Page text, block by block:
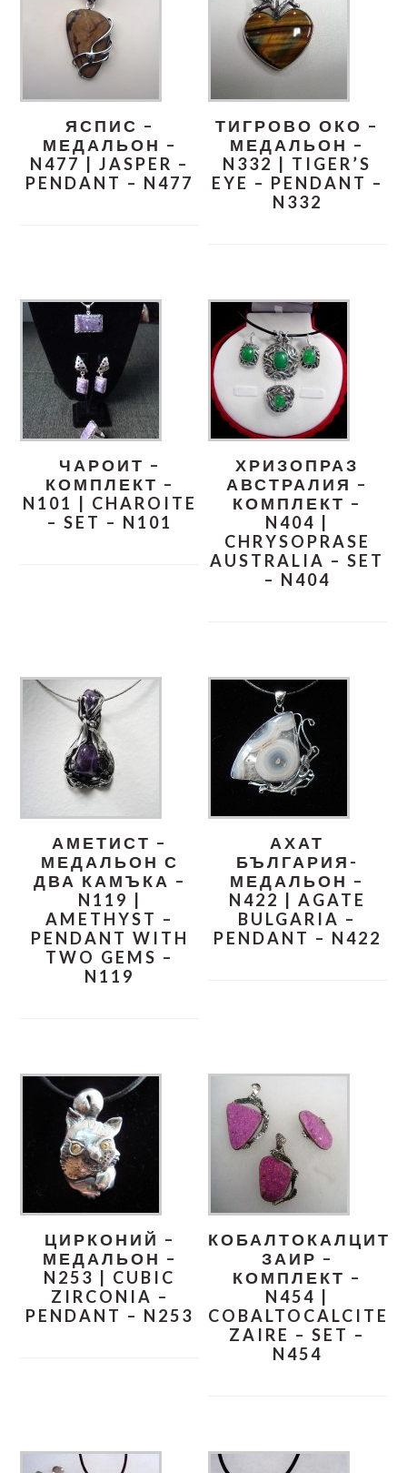
ЯСПИС –
МЕДАЛЬОН –
N477 | JASPER –
PENDANT – N477
ТИГРОВО ОКО –
МЕДАЛЬОН –
N332 | TIGER’S
EYE – PENDANT –
N332
ЧАРОИТ –
КОМПЛЕКТ –
N101 | CHAROITE
– SET – N101
ХРИЗОПРАЗ
АВСТРАЛИЯ –
КОМПЛЕКТ –
N404 |
CHRYSOPRASE
AUSTRALIA – SET
– N404
АМЕТИСТ –
МЕДАЛЬОН С
ДВА КАМЪКА –
N119 |
AMETHYST –
PENDANT WITH
TWO GEMS –
N119
АХАТ
БЪЛГАРИЯ-
МЕДАЛЬОН –
N422 | AGATE
BULGARIA –
PENDANT – N422
ЦИРКОНИЙ –
МЕДАЛЬОН –
N253 | CUBIC
ZIRCONIA –
PENDANT – N253
КОБАЛТОКАЛЦИТ
ЗАИР –
КОМПЛЕКТ –
N454 |
COBALTOCALCITE
ZAIRE – SET –
N454